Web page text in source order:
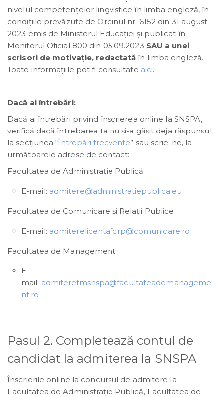
nivelul competențelor lingvistice în limba engleză, în
condițiile prevăzute de Ordinul nr. 6152 din 31 august
2023 emis de Ministerul Educației și publicat în
Monitorul Oficial 800 din 05.09.2023 SAU a unei
scrisori de motivație, redactată în limba engleză.
Toate informațiile pot fi consultate aici.
Dacă ai întrebări:
Dacă ai întrebări privind înscrierea online la SNSPA,
verifică dacă întrebarea ta nu și-a găsit deja răspunsul
la secțiunea “Întrebări frecvente” sau scrie-ne, la
următoarele adrese de contact:
Facultatea de Administrație Publică
E-mail: admitere@administratiepublica.eu
Facultatea de Comunicare şi Relaţii Publice
E-mail: admiterelicentafcrp@comunicare.ro
Facultatea de Management
E-
mail: admiterefmsnspa@facultateademanageme
nt.ro
Pasul 2. Completează contul de
candidat la admiterea la SNSPA
Înscrierile online la concursul de admitere la
Facultatea de Administrație Publică, Facultatea de